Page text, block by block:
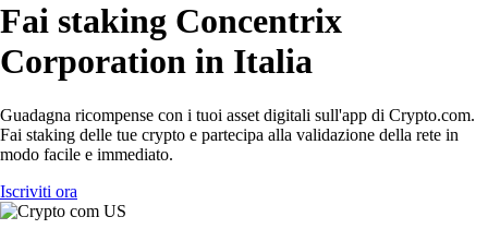
Fai staking Concentrix
Corporation in Italia
Guadagna ricompense con i tuoi asset digitali sull'app di Crypto.com.
Fai staking delle tue crypto e partecipa alla validazione della rete in
modo facile e immediato.
Iscriviti ora